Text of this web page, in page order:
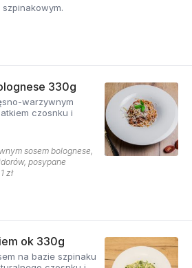
szpinakowym.
330g
warzywnym
czosnku i
sosem bolognese,
posypane
zł
ok 330g
na bazie szpinaku